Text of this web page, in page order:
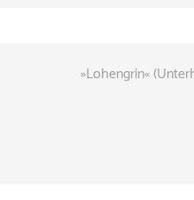
»Lohengrin«